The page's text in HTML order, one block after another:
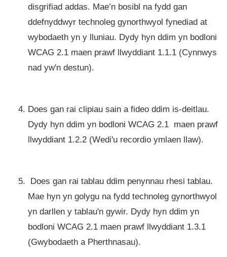
disgrifiad addas. Mae’n bosibl na fydd gan
ddefnyddwyr technoleg gynorthwyol fynediad at
wybodaeth yn y lluniau. Dydy hyn ddim yn bodloni
WCAG 2.1 maen prawf llwyddiant 1.1.1 (Cynnwys
nad yw'n destun).
Does gan rai clipiau sain a fideo ddim is-deitlau.
Dydy hyn ddim yn bodloni WCAG 2.1 maen prawf
llwyddiant 1.2.2 (Wedi'u recordio ymlaen llaw).
Does gan rai tablau ddim penynnau rhesi tablau.
Mae hyn yn golygu na fydd technoleg gynorthwyol
yn darllen y tablau'n gywir. Dydy hyn ddim yn
bodloni WCAG 2.1 maen prawf llwyddiant 1.3.1
(Gwybodaeth a Pherthnasau).